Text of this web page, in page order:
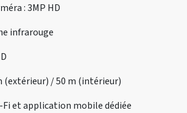
: 3MP HD
infrarouge
(extérieur) / 50 m (intérieur)
Fi et application mobile dédiée